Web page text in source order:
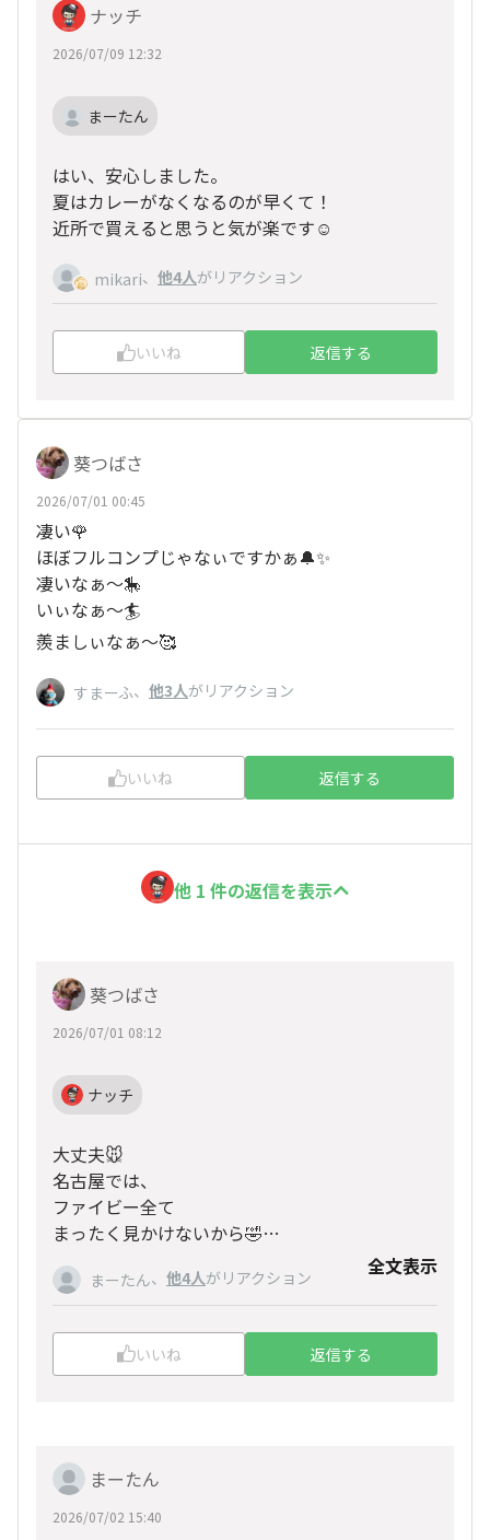
ナッチ
2026/07/09 12:32
まーたん
はい、安心しました。
夏はカレーがなくなるのが早くて！
近所で買えると思うと気が楽です☺️
mikari、 他4人がリアクション
いいね 返信する
葵つばさ
2026/07/01 00:45
凄い🌹
ほぼフルコンプじゃなぃですかぁ🔔✨
凄いなぁ〜🎠
いぃなぁ〜🏄️
羨ましぃなぁ〜🥰
すまーふ、 他3人がリアクション
いいね 返信する
他 1 件の返信を表示
葵つばさ
2026/07/01 08:12
ナッチ
大丈夫🐭
名古屋では、
ファイビー全て
まったく見かけないから🤣
羨ましぃです🤹
グラノーラ食べちゃったから
8月の定期便まち😭
黄昏にブランコ乗って泣いてよかな🤣
る〜ぱんで
ヤケ食いしたい気分やわ🤣💦
まーたん、 他4人がリアクション 全文表示
いいね 返信する
まーたん
2026/07/02 15:40